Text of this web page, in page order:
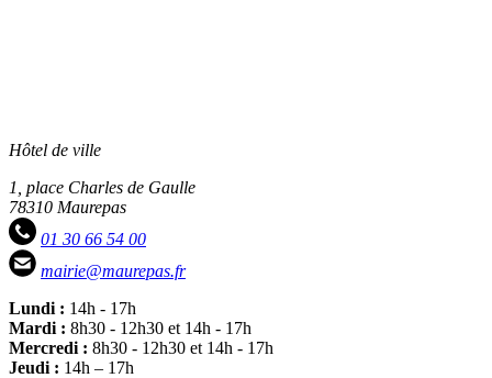
Hôtel de ville
1, place Charles de Gaulle
78310 Maurepas
01 30 66 54 00
mairie@maurepas.fr
Lundi : 14h - 17h
Mardi : 8h30 - 12h30 et 14h - 17h
Mercredi : 8h30 - 12h30 et 14h - 17h
Jeudi : 14h – 17h